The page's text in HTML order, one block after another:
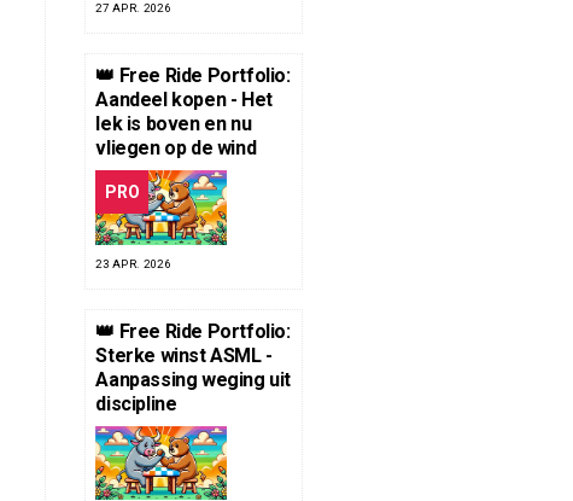
27 APR. 2026
👑 Free Ride Portfolio:
Aandeel kopen - Het
lek is boven en nu
vliegen op de wind
PRO
23 APR. 2026
👑 Free Ride Portfolio:
Sterke winst ASML -
Aanpassing weging uit
discipline